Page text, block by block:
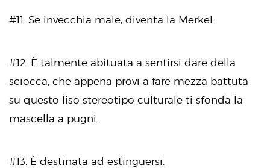
#11. Se invecchia male, diventa la Merkel.
#12. È talmente abituata a sentirsi dare della
sciocca, che appena provi a fare mezza battuta
su questo liso stereotipo culturale ti sfonda la
mascella a pugni.
#13. È destinata ad estinguersi.